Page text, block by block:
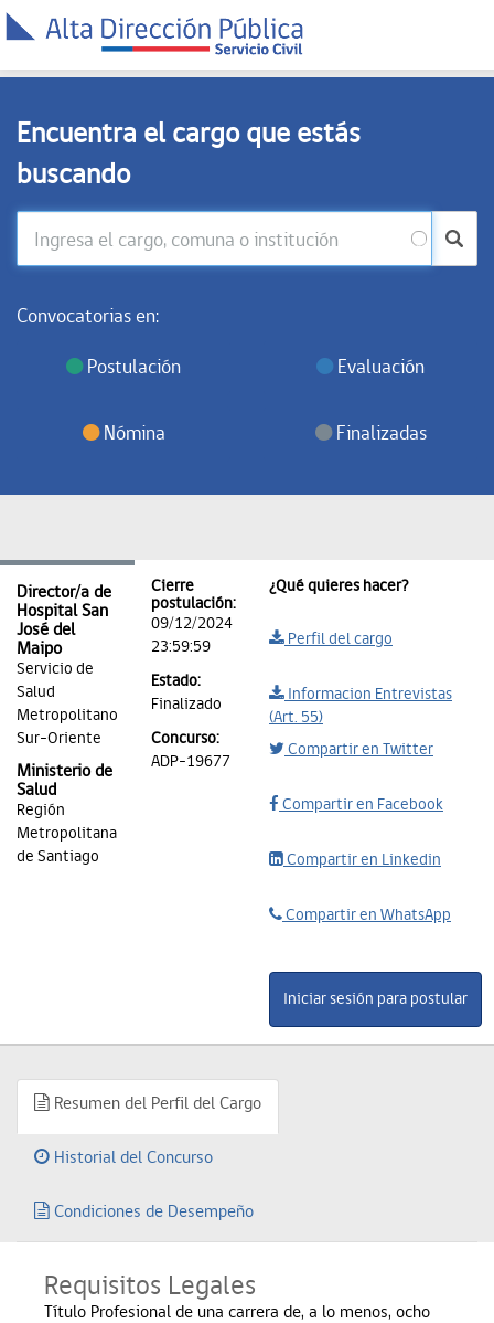
Encuentra el cargo que estás
buscando
Convocatorias en:
Postulación Evaluación
Nómina Finalizadas
Director/a de
Hospital San
José del
Maipo
Servicio de
Salud
Metropolitano
Sur-Oriente
Ministerio de
Salud
Región
Metropolitana
de Santiago
Cierre
postulación:
09/12/2024
23:59:59
Estado:
Finalizado
Concurso:
ADP-19677
¿Qué quieres hacer?
Perfil del cargo
Informacion Entrevistas
(Art. 55)
Compartir en Twitter
Compartir en Facebook
Compartir en Linkedin
Compartir en WhatsApp
Resumen del Perfil del Cargo
Historial del Concurso
Condiciones de Desempeño
Requisitos Legales
Título Profesional de una carrera de, a lo menos, ocho